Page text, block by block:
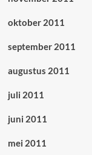
oktober 2011
september 2011
augustus 2011
juli 2011
juni 2011
mei 2011